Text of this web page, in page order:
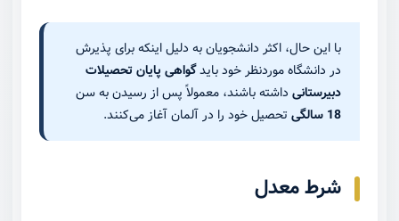
با این حال، اکثر دانشجویان به دلیل اینکه برای پذیرش
در دانشگاه مورد‌نظر خود بایدگواهی پایان تحصیلات
دبیرستانیداشته باشند، معمولاً پس از رسیدن به سن
18 سالگی
تحصیل خود را در آلمان آغاز می‌کنند.
شرط معدل